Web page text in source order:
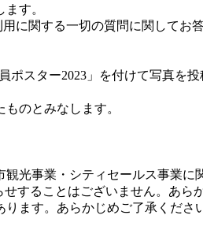
す。
に関する一切の質問に関してお
ポスター2023」を付けて写真を
のとみなします。
光事業・シティセールス事業に
することはございません。あら
ます。あらかじめご了承くださ